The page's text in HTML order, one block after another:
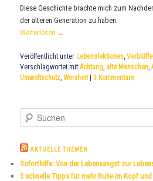
Diese Geschichte brachte mich zum
der älteren Generation zu haben.
Weiterlesen →
Veröffentlicht unter Lebenslektionen,
Verschlagwortet mit Achtung, alte Menschen,
Umweltschutz,Weisheit |3 Kommentare
h
n
AKTUELLE THEMEN
Soforthilfe: Von der Lebensangst zur
3 schnelle Tipps für mehr Ruhe im Kopf